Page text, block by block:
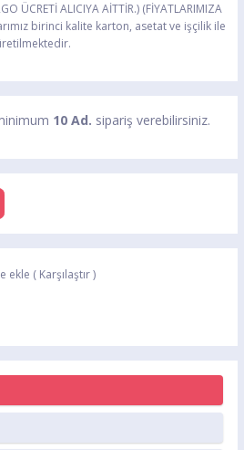
ÜCRETİ ALICIYA AİTTİR.) (FİYATLARIMIZA
birinci kalite karton, asetat ve işçilik ile
10 Ad. sipariş verebilirsiniz.
ekle ( Karşılaştır)